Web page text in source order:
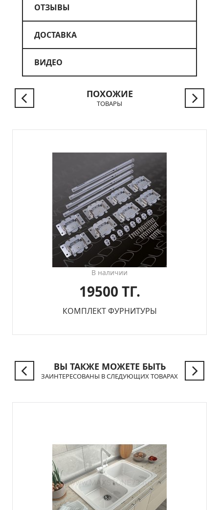
ОТЗЫВЫ
ДОСТАВКА
ВИДЕО
ПОХОЖИЕ
ТОВАРЫ
В наличии
19500 ТГ.
КОМПЛЕКТ ФУРНИТУРЫ
ВЫ ТАКЖЕ МОЖЕТЕ БЫТЬ
ЗАИНТЕРЕСОВАНЫ В СЛЕДУЮЩИХ ТОВАРАХ